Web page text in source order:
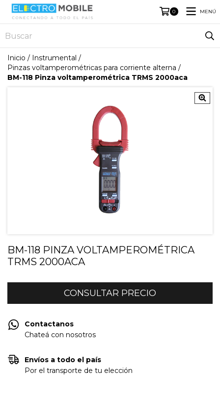
0 MENÚ
Inicio / Instrumental /
Pinzas voltamperométricas para corriente alterna /
BM-118 Pinza voltamperométrica TRMS 2000aca
BM-118 PINZA VOLTAMPEROMÉTRICA
TRMS 2000ACA
Contactanos
Chateá con nosotros
Envíos a todo el país
Por el transporte de tu elección